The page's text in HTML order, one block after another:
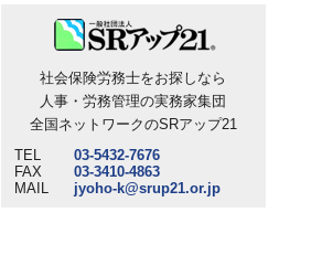
社会保険労務士をお探しなら
人事・労務管理の実務家集団
全国ネットワークのSRアップ21
TEL
03-5432-7676
FAX
03-3410-4863
MAIL
jyoho-k@srup21.or.jp